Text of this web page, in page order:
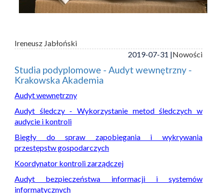
Ireneusz Jabłoński
2019-07-31 |Nowości
Studia podyplomowe - Audyt wewnętrzny -
Krakowska Akademia
Audyt wewnętrzny
Audyt śledczy - Wykorzystanie metod śledczych w
audycie i kontroli
Biegły do spraw zapobiegania i wykrywania
przestępstw gospodarczych
Koordynator kontroli zarządczej
Audyt bezpieczeństwa informacji i systemów
informatycznych